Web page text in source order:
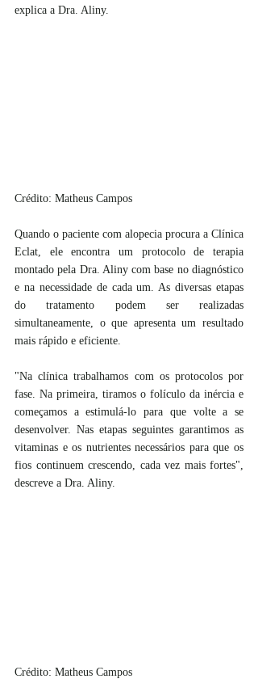
explica a Dra. Aliny.
Crédito: Matheus Campos
Quando o paciente com alopecia procura a Clínica
Eclat, ele encontra um protocolo de terapia
montado pela Dra. Aliny com base no diagnóstico
e na necessidade de cada um. As diversas etapas
do tratamento podem ser realizadas
simultaneamente, o que apresenta um resultado
mais rápido e eficiente.
"Na clínica trabalhamos com os protocolos por
fase. Na primeira, tiramos o folículo da inércia e
começamos a estimulá-lo para que volte a se
desenvolver. Nas etapas seguintes garantimos as
vitaminas e os nutrientes necessários para que os
fios continuem crescendo, cada vez mais fortes",
descreve a Dra. Aliny.
Crédito: Matheus Campos